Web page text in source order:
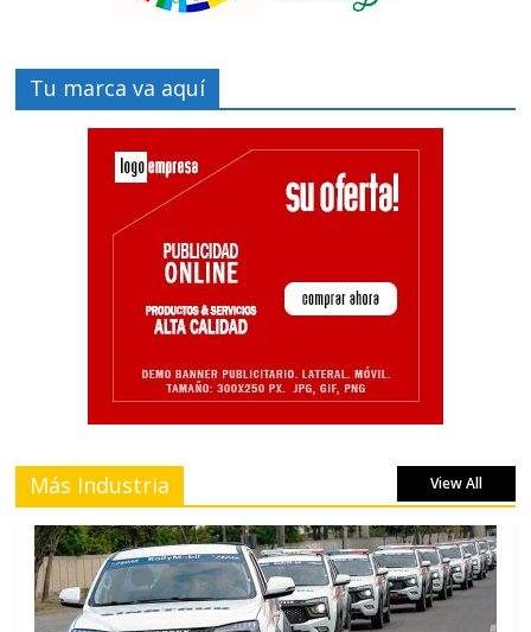
Tu marca va aquí
Más Industria View All